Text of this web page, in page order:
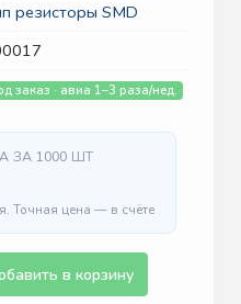
резисторы SMD
заказ · авиа 1–3 раза/нед.
ЗА 1000 ШТ
Точная цена — в счёте
в корзину